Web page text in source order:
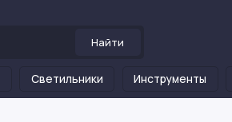
Найти
Светильники Инструменты